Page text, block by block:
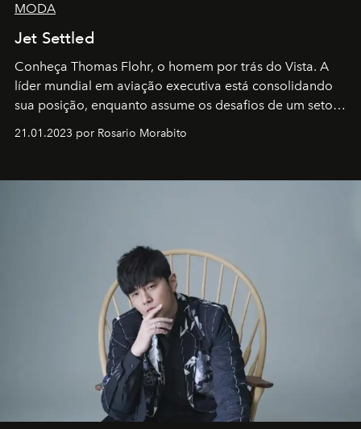
MODA
Jet Settled
Conheça Thomas Flohr, o homem por trás do Vista. A
líder mundial em aviação executiva está consolidando
sua posição, enquanto assume os desafios de um setor
em rápida evolução e redefinindo o conceito de luxo
21.01.2023 por Rosario Morabito